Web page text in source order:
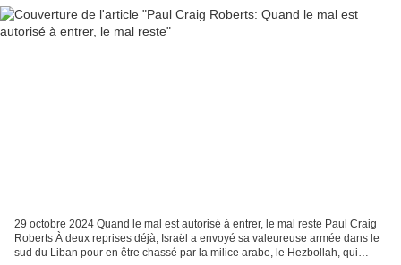
29 octobre 2024 Quand le mal est autorisé à entrer, le mal reste Paul Craig
Roberts À deux reprises déjà, Israël a envoyé sa valeureuse armée dans le
sud du Liban pour en être chassé par la milice arabe, le Hezbollah, qui